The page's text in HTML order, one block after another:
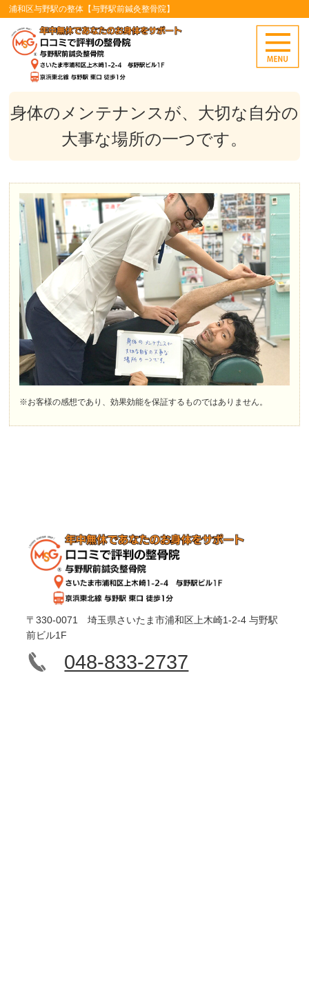
浦和区与野駅の整体【与野駅前鍼灸整骨院】
身体のメンテナンスが、大切な自分の
大事な場所の一つです。
※お客様の感想であり、効果効能を保証するものではありません。
〒330-0071 埼玉県さいたま市浦和区上木崎1-2-4 与野駅
前ビル1F
048-833-2737